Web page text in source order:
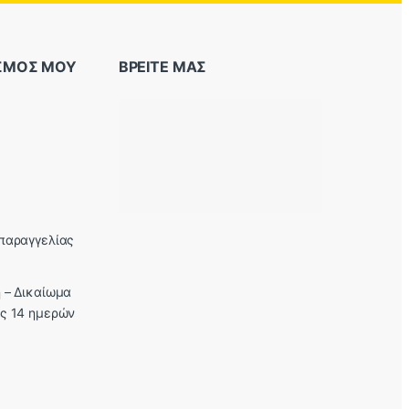
ΜΟΥ
Δικαίωμα
14 ημερών
ΒΡΕΙΤΕ ΜΑΣ